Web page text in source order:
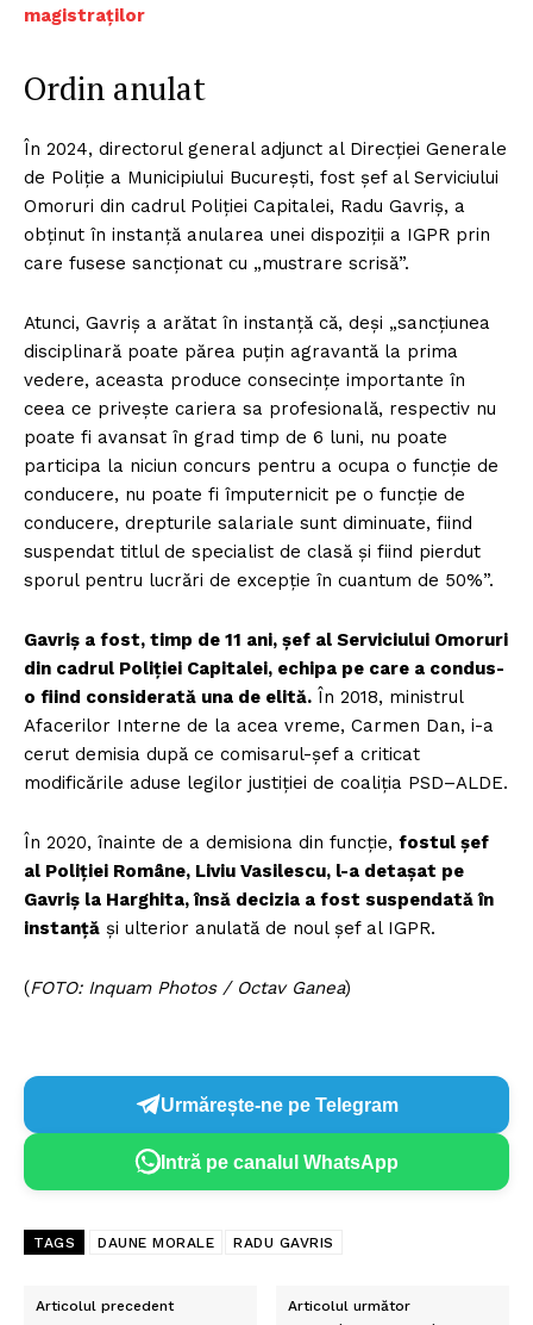
magistraților
Ordin anulat
În 2024, directorul general adjunct al Direcției Generale
de Poliție a Municipiului București, fost șef al Serviciului
Omoruri din cadrul Poliției Capitalei, Radu Gavriș, a
obținut în instanță anularea unei dispoziții a IGPR prin
care fusese sancționat cu „mustrare scrisă”.
Atunci, Gavriș a arătat în instanță că, deși „sancţiunea
disciplinară poate părea puţin agravantă la prima
vedere, aceasta produce consecinţe importante în
ceea ce priveşte cariera sa profesională, respectiv nu
poate fi avansat în grad timp de 6 luni, nu poate
participa la niciun concurs pentru a ocupa o funcţie de
conducere, nu poate fi împuternicit pe o funcţie de
conducere, drepturile salariale sunt diminuate, fiind
suspendat titlul de specialist de clasă și fiind pierdut
sporul pentru lucrări de excepţie în cuantum de 50%”.
Gavriș a fost, timp de 11 ani, șef al Serviciului Omoruri
din cadrul Poliției Capitalei, echipa pe care a condus-
o fiind considerată una de elită. În 2018, ministrul
Afacerilor Interne de la acea vreme, Carmen Dan, i-a
cerut demisia după ce comisarul-șef a criticat
modificările aduse legilor justiției de coaliția PSD–ALDE.
În 2020, înainte de a demisiona din funcție, fostul șef
al Poliției Române, Liviu Vasilescu, l-a detașat pe
Gavriș la Harghita, însă decizia a fost suspendată în
instanță și ulterior anulată de noul șef al IGPR.
(FOTO: Inquam Photos / Octav Ganea)
Urmărește-ne pe Telegram
Intră pe canalul WhatsApp
TAGS DAUNE MORALE RADU GAVRIS
Articolul precedent Articolul următor